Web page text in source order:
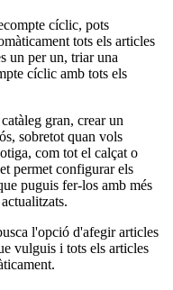
fitnes
cíclic, pots
tots els articles
un per un, triar una
cíclic amb tots els
gran, crear un
sobretot quan vols
com tot el calçat o
permet configurar els
puguis fer-los amb més
l'opció d'afegir articles
vulguis i tots els articles